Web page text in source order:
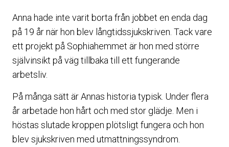
Anna hade inte varit borta från jobbet en enda dag
på 19 år när hon blev långtidssjukskriven. Tack vare
ett projekt på Sophiahemmet är hon med större
självinsikt på väg tillbaka till ett fungerande
arbetsliv.
På många sätt är Annas historia typisk. Under flera
år arbetade hon hårt och med stor glädje. Men i
höstas slutade kroppen plötsligt fungera och hon
blev sjukskriven med utmattningssyndrom.